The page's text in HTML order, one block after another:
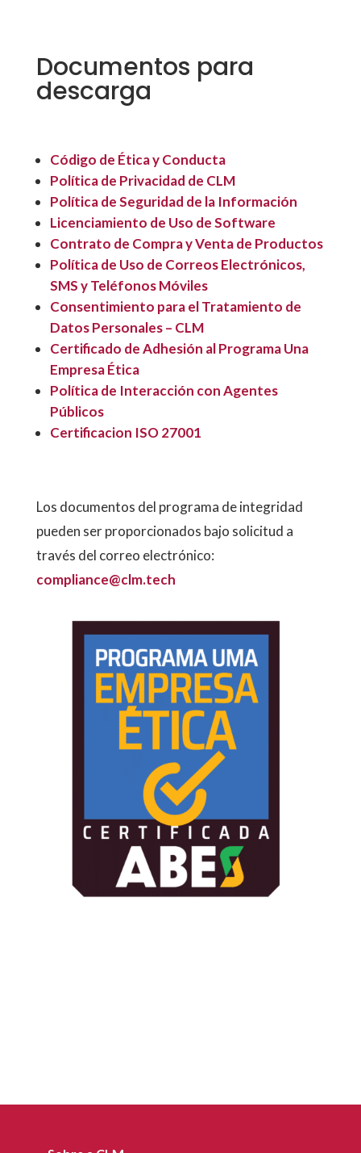
Documentos para
descarga
Código de Ética y Conducta
Política de Privacidad de CLM
Política de Seguridad de la Información
Licenciamiento de Uso de Software
Contrato de Compra y Venta de Productos
Política de Uso de Correos Electrónicos,
SMS y Teléfonos Móviles
Consentimiento para el Tratamiento de
Datos Personales – CLM
Certificado de Adhesión al Programa Una
Empresa Ética
Política de Interacción con Agentes
Públicos
Certificacion ISO 27001
Los documentos del programa de integridad
pueden ser proporcionados bajo solicitud a
través del correo electrónico:
compliance@clm.tech